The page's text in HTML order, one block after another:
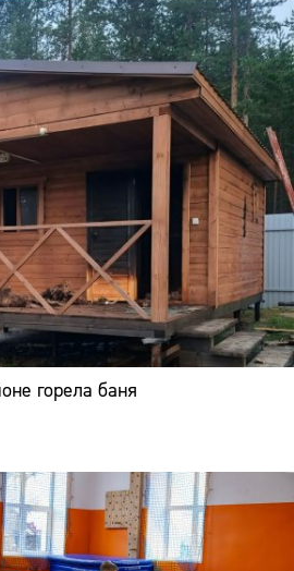
горела баня